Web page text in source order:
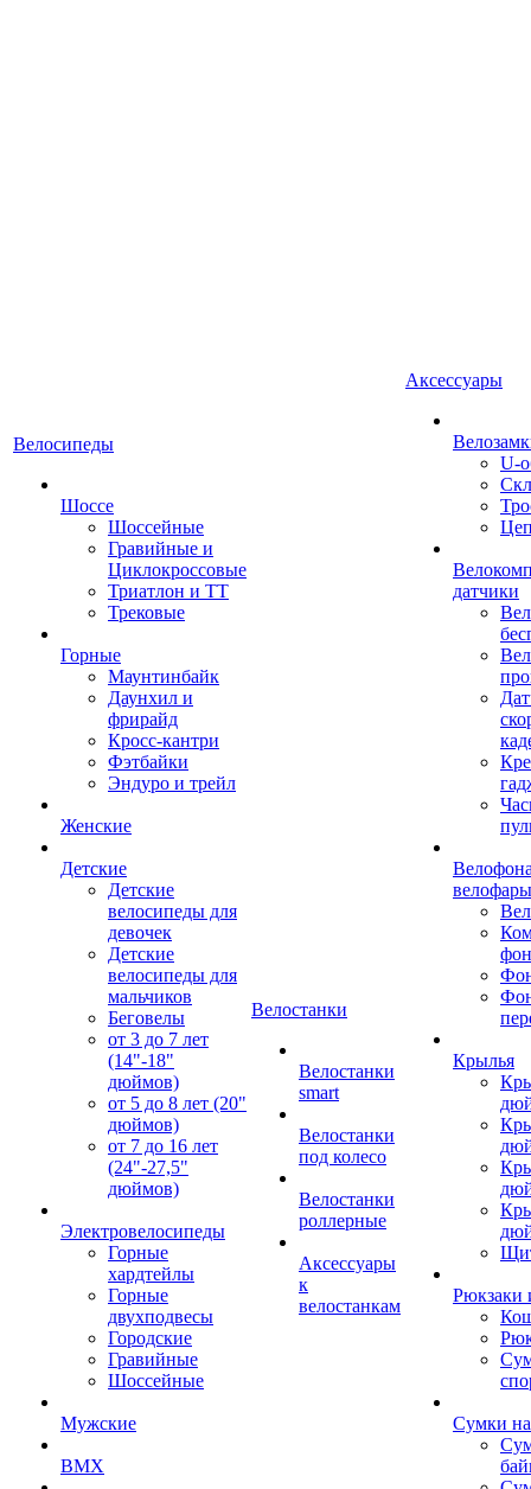
Велосипеды
Шоссе
Шоссейные
Гравийные и
Циклокроссовые
Триатлон и ТТ
Трековые
Горные
Маунтинбайк
Даунхил и
фрирайд
Кросс-кантри
Фэтбайки
Эндуро и трейл
Женские
Детские
Детские
велосипеды для
девочек
Детские
велосипеды для
мальчиков
Беговелы
от 3 до 7 лет
(14"-18"
дюймов)
от 5 до 8 лет (20"
дюймов)
от 7 до 16 лет
(24"-27,5"
дюймов)
Электровелосипеды
Горные
хардтейлы
Горные
двухподвесы
Городские
Гравийные
Шоссейные
Мужские
BMX
Велостанки
Велостанки
smart
Велостанки
под колесо
Велостанки
роллерные
Аксессуары
к
велостанкам
Аксессуары
U-
датчики
велофары
Крылья
Рюкзаки
Сумки